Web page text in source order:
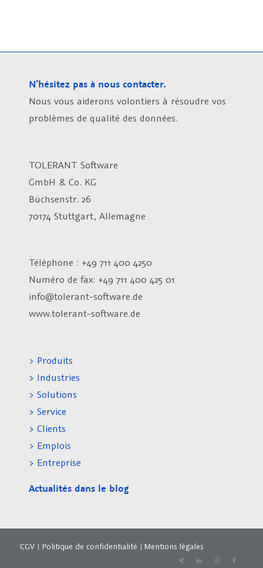
N’hésitez pas à nous contacter.
Nous vous aiderons volontiers à résoudre vos
problèmes de qualité des données.
TOLERANT Software
GmbH & Co. KG
Büchsenstr. 26
70174 Stuttgart, Allemagne
Téléphone : +49 711 400 4250
Numéro de fax: +49 711 400 425 01
info@tolerant-software.de
www.tolerant-software.de
> Produits
> Industries
> Solutions
> Service
> Clients
> Emplois
> Entreprise
Actualités dans le blog
CGV| Politique de confidentialité | Mentions légales